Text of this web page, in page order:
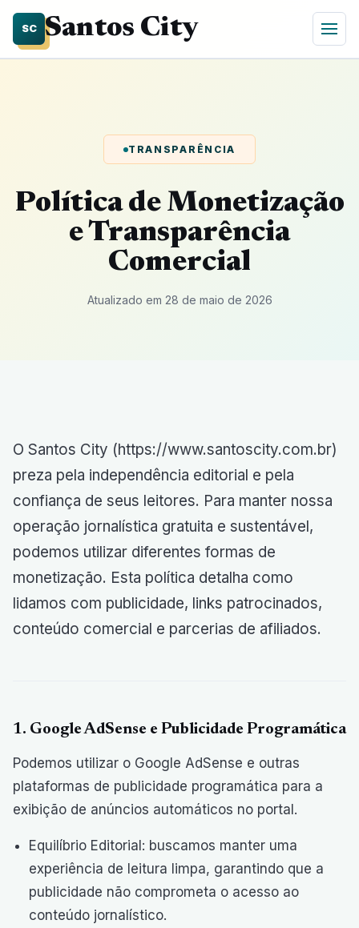
SC Santos City
TRANSPARÊNCIA
Política de Monetização
e Transparência
Comercial
Atualizado em 28 de maio de 2026
O Santos City (https://www.santoscity.com.br)
preza pela independência editorial e pela
confiança de seus leitores. Para manter nossa
operação jornalística gratuita e sustentável,
podemos utilizar diferentes formas de
monetização. Esta política detalha como
lidamos com publicidade, links patrocinados,
conteúdo comercial e parcerias de afiliados.
1. Google AdSense e Publicidade Programática
Podemos utilizar o Google AdSense e outras
plataformas de publicidade programática para a
exibição de anúncios automáticos no portal.
Equilíbrio Editorial: buscamos manter uma
experiência de leitura limpa, garantindo que a
publicidade não comprometa o acesso ao
conteúdo jornalístico.